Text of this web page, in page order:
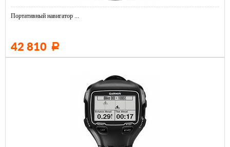
Портативный навигатор ...
42 810 Р